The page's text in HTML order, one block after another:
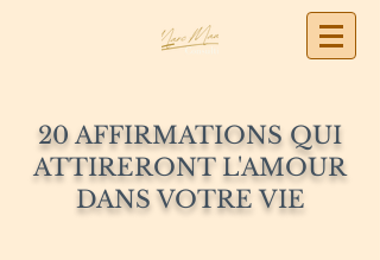
20 AFFIRMATIONS QUI
ATTIRERONT L'AMOUR
DANS VOTRE VIE